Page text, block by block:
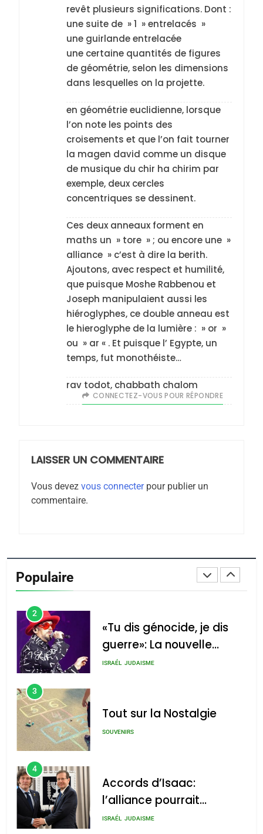
revêt plusieurs significations. Dont :
une suite de » 1 » entrelacés »
une guirlande entrelacée
une certaine quantités de figures
de géométrie, selon les dimensions
dans lesquelles on la projette.
en géométrie euclidienne, lorsque
l’on note les points des
croisements et que l’on fait tourner
la magen david comme un disque
de musique du chir ha chirim par
exemple, deux cercles
concentriques se dessinent.
Ces deux anneaux forment en
maths un » tore » ; ou encore une »
alliance » c’est à dire la berith.
Ajoutons, avec respect et humilité,
que puisque Moshe Rabbenou et
Joseph manipulaient aussi les
hiéroglyphes, ce double anneau est
le hieroglyphe de la lumière : » or »
ou » ar « . Et puisque l’ Egypte, un
temps, fut monothéiste…
rav todot, chabbath chalom
CONNECTEZ-VOUS POUR RÉPONDRE
LAISSER UN COMMENTAIRE
Vous devez vous connecterpour publier un
commentaire.
Populaire
2025, l’année la plus
meurtrière selon le
rapport d’ADL contre
FRANCE ISRAÉL
FIÈRE, DIGNE ET RÉSILIENTE :
POURQUOI JE REVENDIQUE
MA JUDAÏTE par Thérèse
Zrihen-Dvir
ISRAÉL JUDAISME
CE QUI NOUS MANQUE –
Jacques Hadida
Maroc : Les amandes de
1
De Loya Stauber
guerre»: La nouvelle
chanson de Boy George
3
Tout sur la Nostalgie
SOUVENIRS
4
Accords d’Isaac:
l’alliance pourrait
s’étendre à 13 pays
5
2025, l’année la plus
meurtrière selon le
rapport d’ADL contre
FRANCE ISRAÉL